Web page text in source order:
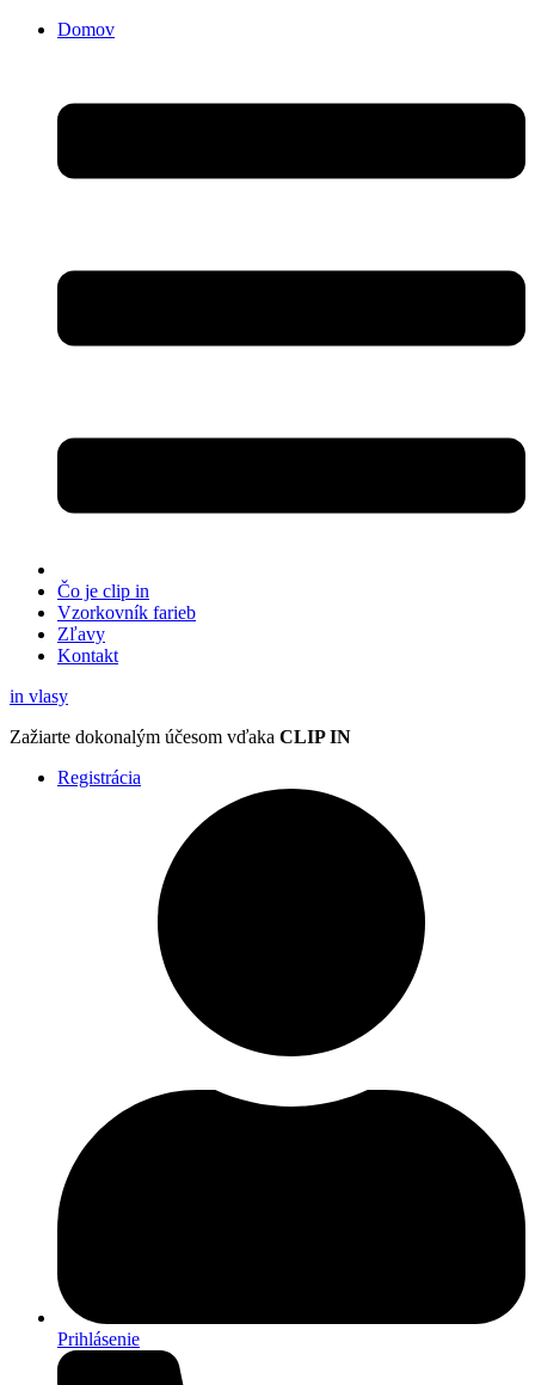
Domov
Čo je clip in
Vzorkovník farieb
Zľavy
Kontakt
in vlasy
Zažiarte dokonalým účesom vďaka CLIP IN
Registrácia
Prihlásenie